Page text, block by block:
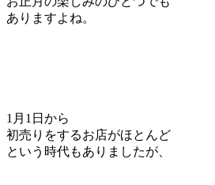
ありますよね。
1月1日から
初売りをするお店がほとんど
という時代もありましたが、